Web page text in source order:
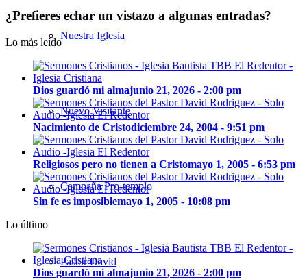
Nuestra Iglesia
Nuevo Visitante
Campaña Pro-templo
Pastor David
¿Prefieres echar un vistazo a algunas entradas?
Lo más leído
Dios guardó mi almajunio 21, 2026 - 2:00 pm
Nacimiento de Cristodiciembre 24, 2004 - 9:51 pm
Religiosos pero no tienen a Cristomayo 1, 2005 - 6:53 pm
Sin fe es imposiblemayo 1, 2005 - 10:08 pm
Lo último
Dios guardó mi almajunio 21, 2026 - 2:00 pm